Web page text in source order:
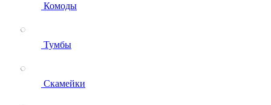
Комоды
Тумбы
Скамейки